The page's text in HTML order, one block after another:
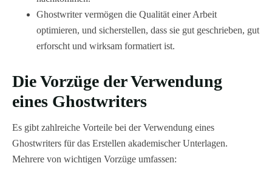
Ghostwriter vermögen die Qualität einer Arbeit
optimieren, und sicherstellen, dass sie gut geschrieben, gut
erforscht und wirksam formatiert ist.
Die Vorzüge der Verwendung
eines Ghostwriters
Es gibt zahlreiche Vorteile bei der Verwendung eines
Ghostwriters für das Erstellen akademischer Unterlagen.
Mehrere von wichtigen Vorzüge umfassen: